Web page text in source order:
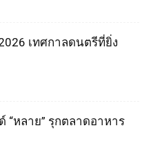
2026 เทศกาลดนตรีที่ยิ่ง
“หลาย” รุกตลาดอาหาร